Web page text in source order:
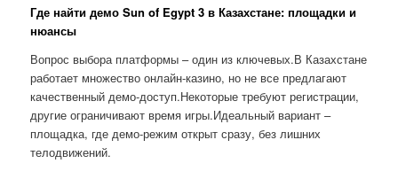
Где найти демо Sun of Egypt 3 в Казахстане: площадки и
нюансы
Вопрос выбора платформы – один из ключевых.В Казахстане
работает множество онлайн-казино, но не все предлагают
качественный демо-доступ.Некоторые требуют регистрации,
другие ограничивают время игры.Идеальный вариант –
площадка, где демо-режим открыт сразу, без лишних
телодвижений.